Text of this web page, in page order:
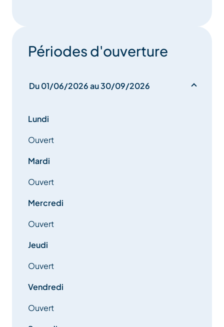
Périodes d'ouverture
Du 01/06/2026 au 30/09/2026
Lundi
Ouvert
Mardi
Ouvert
Mercredi
Ouvert
Jeudi
Ouvert
Vendredi
Ouvert